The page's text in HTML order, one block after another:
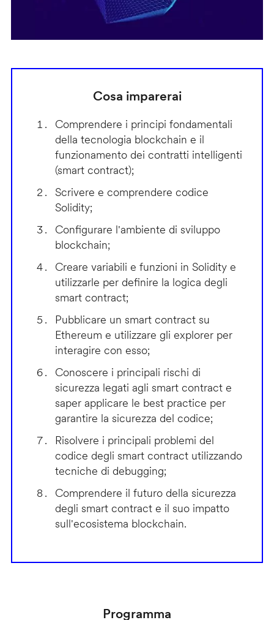
Cosa imparerai
Comprendere i principi fondamentali
della tecnologia blockchain e il
funzionamento dei contratti intelligenti
(smart contract);
Scrivere e comprendere codice
Solidity;
Configurare l'ambiente di sviluppo
blockchain;
Creare variabili e funzioni in Solidity e
utilizzarle per definire la logica degli
smart contract;
Pubblicare un smart contract su
Ethereum e utilizzare gli explorer per
interagire con esso;
Conoscere i principali rischi di
sicurezza legati agli smart contract e
saper applicare le best practice per
garantire la sicurezza del codice;
Risolvere i principali problemi del
codice degli smart contract utilizzando
tecniche di debugging;
Comprendere il futuro della sicurezza
degli smart contract e il suo impatto
sull'ecosistema blockchain.
Programma